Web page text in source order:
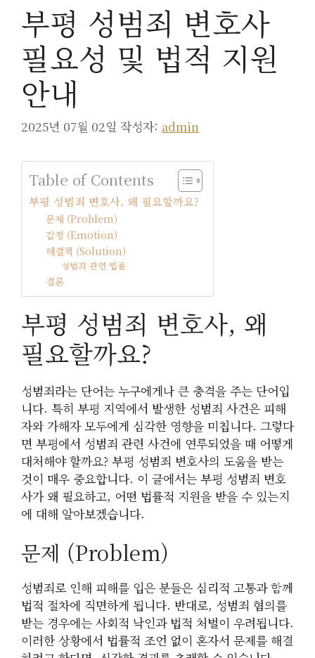
부평 성범죄 변호사
필요성 및 법적 지원
안내
2025년 07월 02일 작성자: admin
Table of Contents
부평 성범죄 변호사, 왜 필요할까요?
문제 (Problem)
감정 (Emotion)
해결책 (Solution)
성범죄 관련 법률
결론
부평 성범죄 변호사, 왜
필요할까요?
성범죄라는 단어는 누구에게나 큰 충격을 주는 단어입
니다. 특히 부평 지역에서 발생한 성범죄 사건은 피해
자와 가해자 모두에게 심각한 영향을 미칩니다. 그렇다
면 부평에서 성범죄 관련 사건에 연루되었을 때 어떻게
대처해야 할까요? 부평 성범죄 변호사의 도움을 받는
것이 매우 중요합니다. 이 글에서는 부평 성범죄 변호
사가 왜 필요하고, 어떤 법률적 지원을 받을 수 있는지
에 대해 알아보겠습니다.
문제 (Problem)
성범죄로 인해 피해를 입은 분들은 심리적 고통과 함께
법적 절차에 직면하게 됩니다. 반대로, 성범죄 혐의를
받는 경우에는 사회적 낙인과 법적 처벌이 우려됩니다.
이러한 상황에서 법률적 조언 없이 혼자서 문제를 해결